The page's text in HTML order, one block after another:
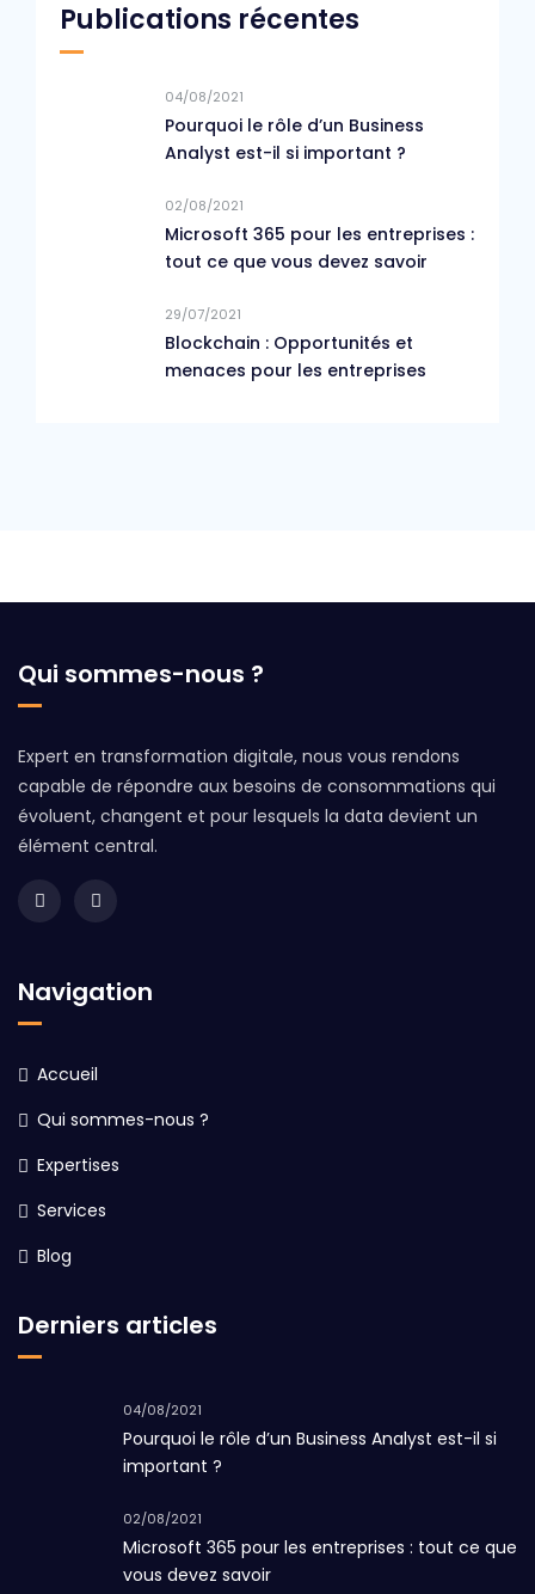
Publications récentes
04/08/2021
Pourquoi le rôle d’un Business
Analyst est-il si important ?
02/08/2021
Microsoft 365 pour les entreprises :
tout ce que vous devez savoir
29/07/2021
Blockchain : Opportunités et
menaces pour les entreprises
Qui sommes-nous ?
Expert en transformation digitale, nous vous rendons
capable de répondre aux besoins de consommations qui
évoluent, changent et pour lesquels la data devient un
élément central.
Navigation
Accueil
Qui sommes-nous ?
Expertises
Services
Blog
Derniers articles
04/08/2021
Pourquoi le rôle d’un Business Analyst est-il si
important ?
02/08/2021
Microsoft 365 pour les entreprises : tout ce que
vous devez savoir